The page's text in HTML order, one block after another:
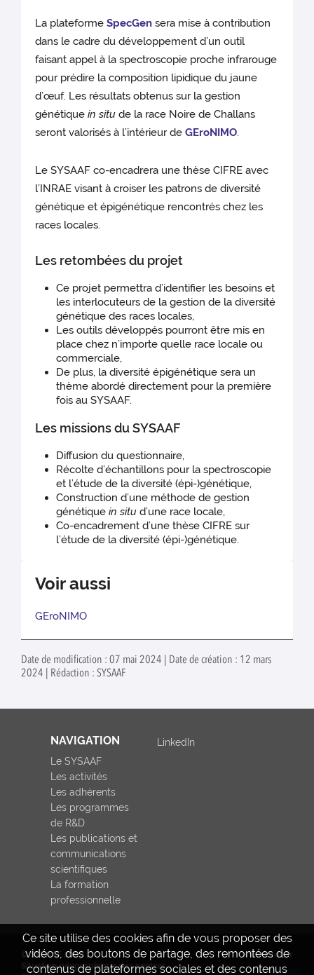
La plateformeSpecGen sera mise à contribution
dans le cadre du développement d’un outil
faisant appel à la spectroscopie proche infrarouge
pour prédire la composition lipidique du jaune
d’œuf. Les résultats obtenus sur la gestion
génétiquein situ de la race Noire de Challans
seront valorisés à l’intérieur deGEroNIMO.
Le SYSAAF co-encadrera une thèse CIFRE avec
l’INRAE visant à croiser les patrons de diversité
génétique et épigénétique rencontrés chez les
races locales.
Les retombées du projet
Ce projet permettra d’identifier les besoins et
les interlocuteurs de la gestion de la diversité
génétique des races locales,
Les outils développés pourront être mis en
place chez n’importe quelle race locale ou
commerciale,
De plus, la diversité épigénétique sera un
thème abordé directement pour la première
fois au SYSAAF.
Les missions du SYSAAF
Diffusion du questionnaire,
Récolte d’échantillons pour la spectroscopie
et l’étude de la diversité (épi-)génétique,
Construction d’une méthode de gestion
génétiquein situ d’une race locale,
Co-encadrement d’une thèse CIFRE sur
l’étude de la diversité (épi-)génétique.
Voir aussi
GEroNIMO
Date de modification : 07 mai 2024 | Date de création : 12 mars
2024 | Rédaction : SYSAAF
Ce site utilise des cookies afin de vous proposer des
vidéos, des boutons de partage, des remontées de
contenus de plateformes sociales et des contenus
NAVIGATION
Le SYSAAF
Les activités
Les adhérents
Les programmes
de R&D
Les publications et
communications
scientifiques
La formation
professionnelle
LinkedIn
© SYSAAF 2023
Situation géographique des centres
www.inrae.fr